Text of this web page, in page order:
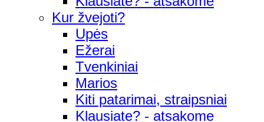
Kur žvejoti?
Upės
Ežerai
Tvenkiniai
Marios
Kiti patarimai, straipsniai
Klausiate? - atsakome